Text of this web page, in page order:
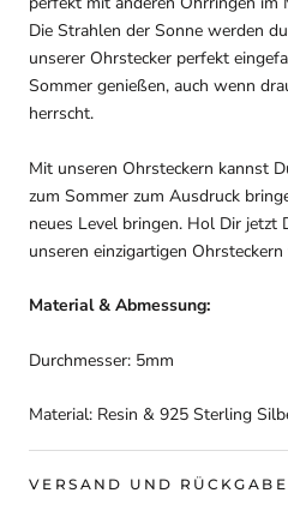
Die Strahlen der Sonne werden
unserer Ohrstecker perfekt
Sommer genießen, auch wenn
herrscht.
Mit unseren Ohrsteckern kannst
zum Sommer zum Ausdruck
neues Level bringen. Hol Dir jetzt
unseren einzigartigen Ohrsteckern
Material & Abmessung:
Durchmesser: 5mm
Material: Resin & 925 Sterling
VERSAND UND RÜCKGABE